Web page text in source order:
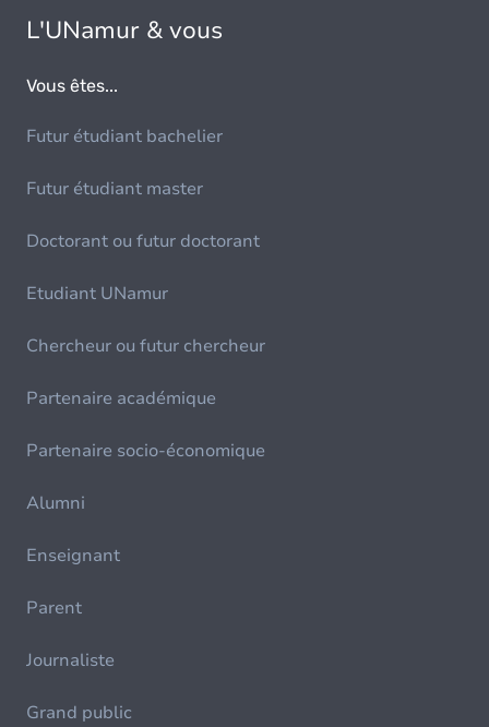
L'UNamur & vous
Vous êtes...
Futur étudiant bachelier
Futur étudiant master
Doctorant ou futur doctorant
Etudiant UNamur
Chercheur ou futur chercheur
Partenaire académique
Partenaire socio-économique
Alumni
Enseignant
Parent
Journaliste
Grand public